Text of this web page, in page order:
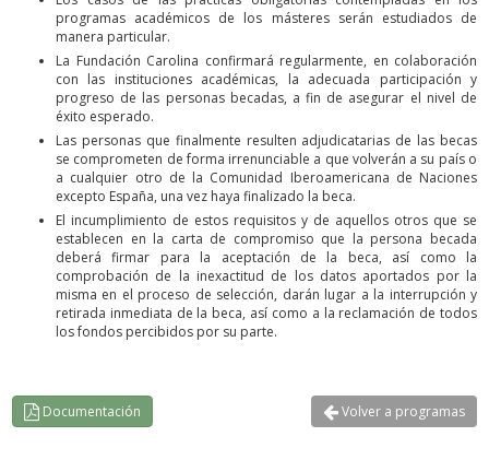
programas académicos de los másteres serán estudiados de
manera particular.
La Fundación Carolina confirmará regularmente, en colaboración
con las instituciones académicas, la adecuada participación y
progreso de las personas becadas, a fin de asegurar el nivel de
éxito esperado.
Las personas que finalmente resulten adjudicatarias de las becas
se comprometen de forma irrenunciable a que volverán a su país o
a cualquier otro de la Comunidad Iberoamericana de Naciones
excepto España, una vez haya finalizado la beca.
El incumplimiento de estos requisitos y de aquellos otros que se
establecen en la carta de compromiso que la persona becada
deberá firmar para la aceptación de la beca, así como la
comprobación de la inexactitud de los datos aportados por la
misma en el proceso de selección, darán lugar a la interrupción y
retirada inmediata de la beca, así como a la reclamación de todos
los fondos percibidos por su parte.
Documentación Volver a programas